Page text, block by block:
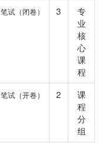
笔试（闭卷） 3
专
业
核
心
课
程
笔试（开卷） 2
课
程
分
组